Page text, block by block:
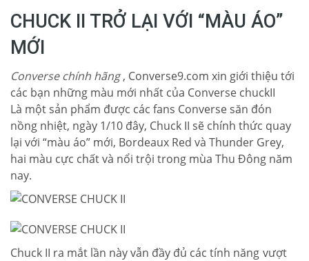
CHUCK II TRỞ LẠI VỚI “MÀU ÁO”
MỚI
Converse chính hãng, Converse9.com xin giới thiệu tới
các bạn những màu mới nhất của Converse chuckII
Là một sản phẩm được các fans Converse săn đón
nồng nhiệt, ngày 1/10 đây, Chuck II sẽ chính thức quay
lại với “màu áo” mới, Bordeaux Red và Thunder Grey,
hai màu cực chất và nổi trội trong mùa Thu Đông năm
nay.
Chuck II ra mắt lần này vẫn đầy đủ các tính năng vượt